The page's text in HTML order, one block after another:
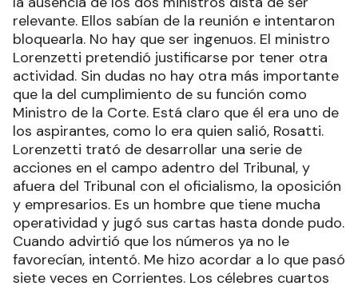
relevante. Ellos sabían de la reunión e intentaron
bloquearla. No hay que ser ingenuos. El ministro
Lorenzetti pretendió justificarse por tener otra
actividad. Sin dudas no hay otra más importante
que la del cumplimiento de su función como
Ministro de la Corte. Está claro que él era uno de
los aspirantes, como lo era quien salió, Rosatti.
Lorenzetti trató de desarrollar una serie de
acciones en el campo adentro del Tribunal, y
afuera del Tribunal con el oficialismo, la oposición
y empresarios. Es un hombre que tiene mucha
operatividad y jugó sus cartas hasta donde pudo.
Cuando advirtió que los números ya no le
favorecían, intentó. Me hizo acordar a lo que pasó
siete veces en Corrientes. Los célebres cuartos